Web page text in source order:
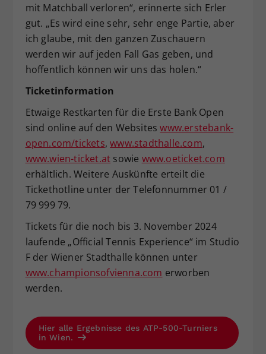
mit Matchball verloren“, erinnerte sich Erler
gut. „Es wird eine sehr, sehr enge Partie, aber
ich glaube, mit den ganzen Zuschauern
werden wir auf jeden Fall Gas geben, und
hoffentlich können wir uns das holen.“
Ticketinformation
Etwaige Restkarten für die Erste Bank Open
sind online auf den Websiteswww.erstebank-
open.com/tickets,www.stadthalle.com,
www.wien-ticket.at sowie www.oeticket.com
erhältlich. Weitere Auskünfte erteilt die
Tickethotline unter der Telefonnummer 01 /
79 999 79.
Tickets für die noch bis 3. November 2024
laufende „Official Tennis Experience“ im Studio
F der Wiener Stadthalle können unter
www.championsofvienna.com erworben
werden.
Hier alle Ergebnisse des ATP-500-Turniers
in Wien.